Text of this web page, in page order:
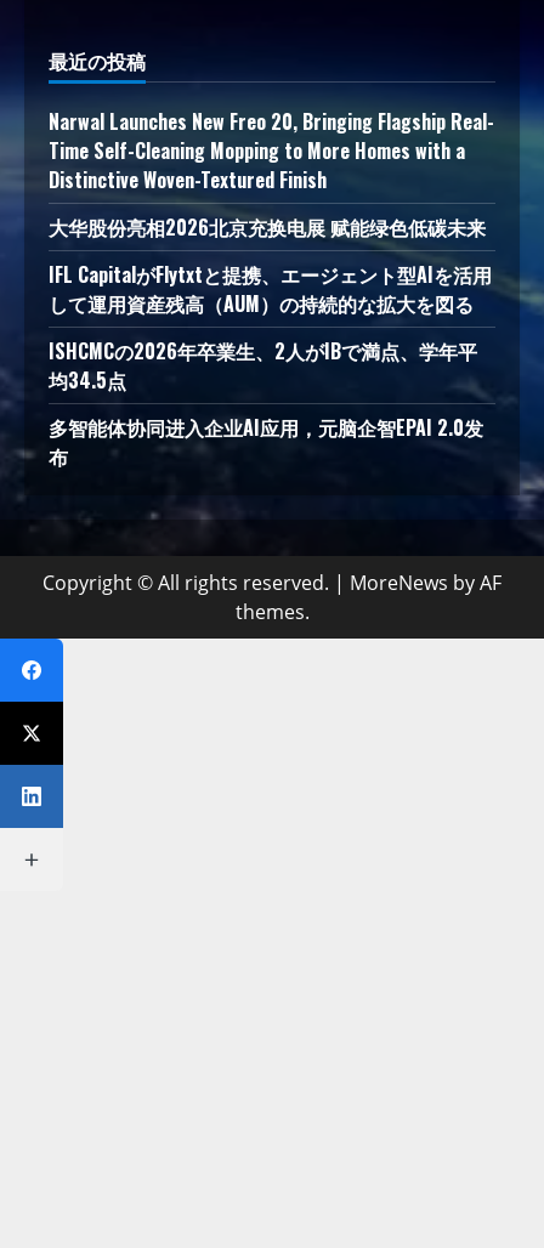
最近の投稿
Narwal Launches New Freo 20, Bringing Flagship Real-
Time Self-Cleaning Mopping to More Homes with a
Distinctive Woven-Textured Finish
大华股份亮相2026北京充换电展 赋能绿色低碳未来
IFL CapitalがFlytxtと提携、エージェント型AIを活用
して運用資産残高（AUM）の持続的な拡大を図る
ISHCMCの2026年卒業生、2人がIBで満点、学年平
均34.5点
多智能体协同进入企业AI应用，元脑企智EPAI 2.0发
布
Copyright © All rights reserved. | MoreNews by AF
themes.